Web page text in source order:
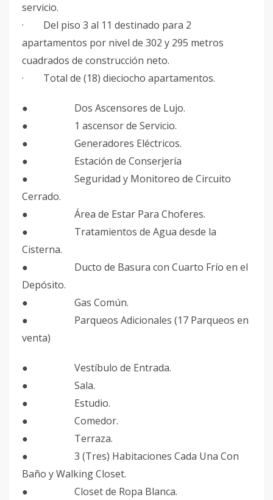
servicio.
· Del piso 3 al 11 destinado para 2
apartamentos por nivel de 302 y 295 metros
cuadrados de construcción neto.
· Total de (18) dieciocho apartamentos.
● Dos Ascensores de Lujo.
● 1 ascensor de Servicio.
● Generadores Eléctricos.
● Estación de Conserjería
● Seguridad y Monitoreo de Circuito
Cerrado.
● Área de Estar Para Choferes.
● Tratamientos de Agua desde la
Cisterna.
● Ducto de Basura con Cuarto Frío en el
Depósito.
● Gas Común.
● Parqueos Adicionales (17 Parqueos en
venta)
● Vestíbulo de Entrada.
● Sala.
● Estudio.
● Comedor.
● Terraza.
● 3 (Tres) Habitaciones Cada Una Con
Baño y Walking Closet.
● Closet de Ropa Blanca.